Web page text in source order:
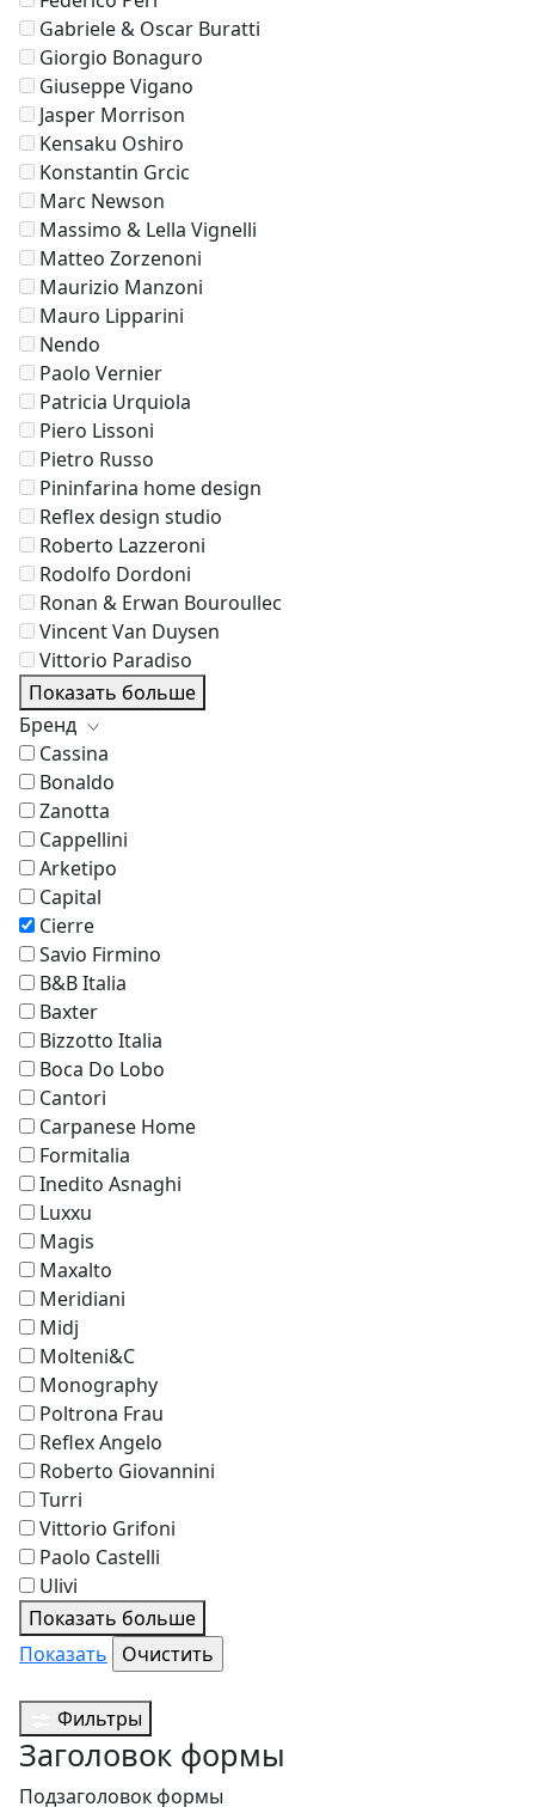
Gabriele & Oscar Buratti
Giorgio Bonaguro
Giuseppe Vigano
Jasper Morrison
Kensaku Oshiro
Konstantin Grcic
Marc Newson
Massimo & Lella Vignelli
Matteo Zorzenoni
Maurizio Manzoni
Mauro Lipparini
Nendo
Paolo Vernier
Patricia Urquiola
Piero Lissoni
Pietro Russo
Pininfarina home design
Reflex design studio
Roberto Lazzeroni
Rodolfo Dordoni
Ronan & Erwan Bouroullec
Vincent Van Duysen
Vittorio Paradiso
Показать больше
Бренд
Cassina
Bonaldo
Zanotta
Cappellini
Arketipo
Capital
Cierre
Savio Firmino
B&B Italia
Baxter
Bizzotto Italia
Boca Do Lobo
Cantori
Carpanese Home
Formitalia
Inedito Asnaghi
Luxxu
Magis
Maxalto
Meridiani
Midj
Molteni&C
Monography
Poltrona Frau
Reflex Angelo
Roberto Giovannini
Turri
Vittorio Grifoni
Paolo Castelli
Ulivi
Показать больше
Показать
Фильтры
Заголовок формы
Подзаголовок формы